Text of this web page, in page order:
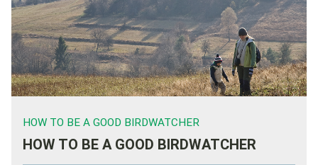
HOW TO BE A GOOD BIRDWATCHER
HOW TO BE A GOOD BIRDWATCHER